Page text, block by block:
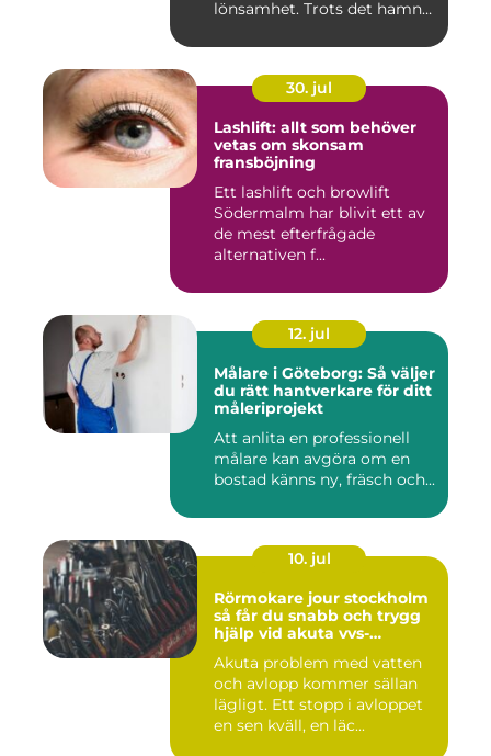
lönsamhet. Trots det hamnar
30. jul
Lashlift: allt som behöver
vetas om skonsam
fransböjning
Ett lashlift och browlift
Södermalm har blivit ett av
de mest efterfrågade
alternativen f...
12. jul
Målare i Göteborg: Så väljer
du rätt hantverkare för ditt
måleriprojekt
Att anlita en professionell
målare kan avgöra om en
bostad känns ny, fräsch och...
10. jul
Rörmokare jour stockholm
så får du snabb och trygg
hjälp vid akuta vvs-
Akuta problem med vatten
och avlopp kommer sällan
lägligt. Ett stopp i avloppet
en sen kväll, en läc...